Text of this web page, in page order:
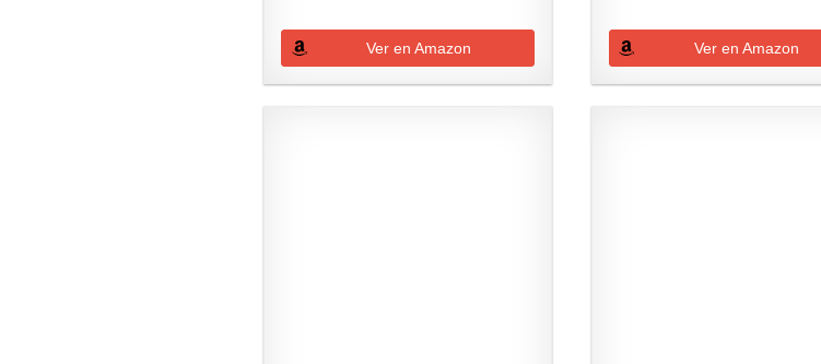
Ver en Amazon Ver en Amazon